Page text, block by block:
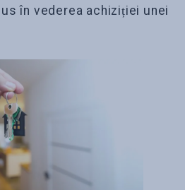
în vederea achiziției unei